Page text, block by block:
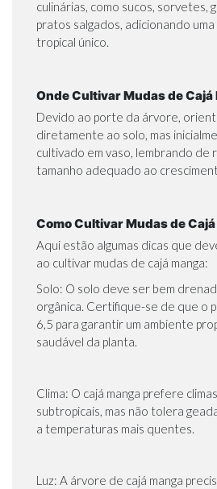
culinárias, como sucos, sorvetes,
pratos salgados, adicionando
tropical único.
Onde Cultivar Mudas de Cajá
Devido ao porte da árvore,
diretamente ao solo, mas
cultivado em vaso, lembrando de
tamanho adequado ao
Como Cultivar Mudas de
Aqui estão algumas dicas que
ao cultivar mudas de cajá manga:
Solo: O solo deve ser bem
orgânica. Certifique-se de que o
6,5 para garantir um ambiente
saudável da planta.
Clima: O cajá manga prefere
subtropicais, mas não tolera
a temperaturas mais quentes.
Luz: A árvore de cajá manga